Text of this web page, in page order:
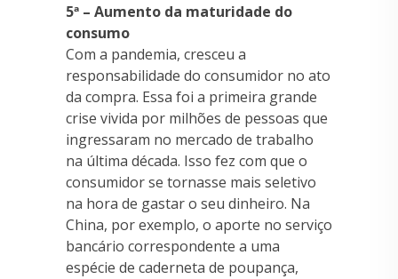
5ª – Aumento da maturidade do
consumo
Com a pandemia, cresceu a
responsabilidade do consumidor no ato
da compra. Essa foi a primeira grande
crise vivida por milhões de pessoas que
ingressaram no mercado de trabalho
na última década. Isso fez com que o
consumidor se tornasse mais seletivo
na hora de gastar o seu dinheiro. Na
China, por exemplo, o aporte no serviço
bancário correspondente a uma
espécie de caderneta de poupança,